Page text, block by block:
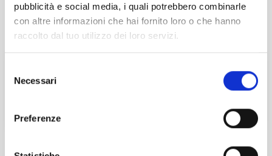
pubblicità e social media, i quali potrebbero combinarle
con altre informazioni che hai fornito loro o che hanno
raccolto dal tuo utilizzo dei loro servizi.
delNecessari
Preferenze
Prenotazioni chiuse il 26/02/2026
IN COLLABORAZIONE CON